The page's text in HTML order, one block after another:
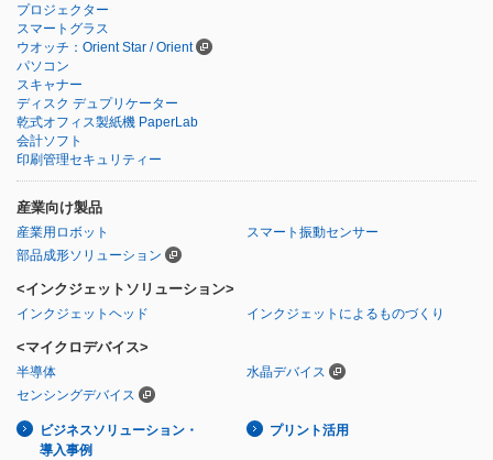
プロジェクター
スマートグラス
ウオッチ：Orient Star / Orient
パソコン
スキャナー
ディスク デュプリケーター
乾式オフィス製紙機 PaperLab
会計ソフト
印刷管理セキュリティー
産業向け製品
産業用ロボット
スマート振動センサー
部品成形ソリューション
<インクジェットソリューション>
インクジェットヘッド インクジェットによるものづくり
<マイクロデバイス>
半導体
水晶デバイス
センシングデバイス
ビジネスソリューション・
導入事例
プリント活用